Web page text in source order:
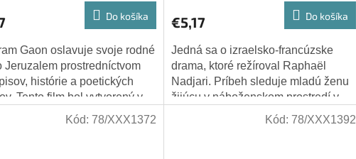
Do košíka
Gaon oslavuje svoje rodné
Jeruzalem prostredníctvom
histórie a poetických
Tento film bol vytvorený v
po Šesťdňovej vojne, keď
€5,17 Do košíka
Jedná sa o izraelsko-francúzske
drama, ktoré režíroval Raphaël
Nadjari. Príbeh sleduje mladú ženu
žijúcu v náboženskom prostredí v
Tel Avive, ktorej život narúši
Kód: 78/XXX1372 Kód: 78/XXX1392